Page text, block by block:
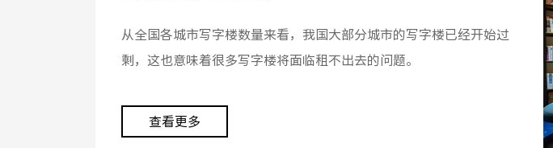
从全国各城市写字楼数量来看，我国大部分城市的写字楼已经开始过
剩，这也意味着很多写字楼将面临租不出去的问题。
查看更多